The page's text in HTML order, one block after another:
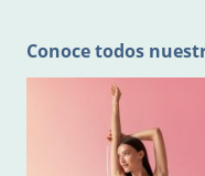
Conoce todos